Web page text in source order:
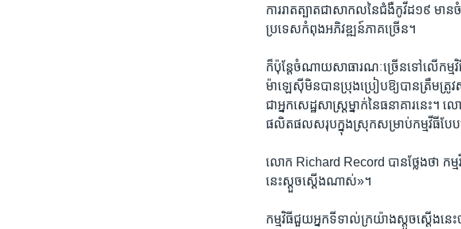
ការ​រាតត្បាត​ជា​សាកល​នៃ​ជំងឺ​កូវីដ១៩​ ម
ប្រទេស​កំពុង​អភិវឌ្ឍន៍​ភាគ​ច្រើន។​
ក៏​ប៉ុន្តែ​ចំណាយ​សាធារណៈច្រើន​ទៅ​លើ​កម្មវិ
ម៉ាឡេស៊ី​មិន​បានប្រុង​ប្រៀប​ឱ្យ​បាន​ត្រឹមត្រូ
ជា​អ្នកសេដ្ឋសាស្ត្រ​ម្នាក់​នៃធនាគារ​នេ
ផលិត​ផលសរុប​ក្នុង​ស្រុកសម្រាប់កម្មវីធី​បែ
លោក Richard Record បាន​ថ្លែងថា កម្
នេះស្តួច​ស្តើងណាស់»។​
កម្មវិធី​ជួយ​អ្នក​ទី​ទាល់​ក្រ​យ៉ាង​ស្តួច​ស្តើង​នេ